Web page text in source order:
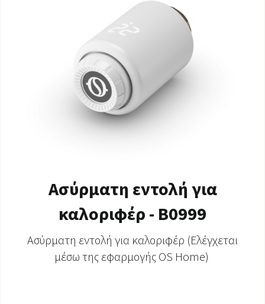
Ασύρματη εντολή για
καλοριφέρ - B0999
Ασύρματη εντολή για καλοριφέρ (Ελέγχεται
μέσω της εφαρμογής OS Home)